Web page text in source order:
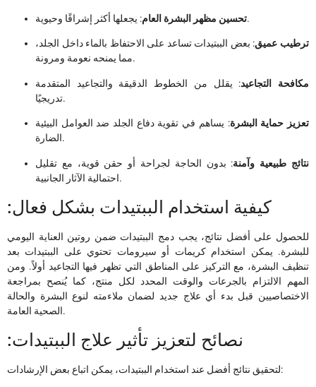
تحسين مظهر البشرة العام: يجعلها أكثر إشراقًا وحيوية.
ترطيب عميق: بعض الببتيدات تساعد على الاحتفاظ بالماء داخل الجلد،
مما يمنحه نعومة ومرونة.
مكافحة التجاعيد: يقلل من الخطوط الدقيقة والتجاعيد المتقدمة
تدريجيًا.
تعزيز حماية البشرة: يساهم في تقوية دفاع الجلد ضد العوامل البيئية
الضارة.
نتائج طبيعية وآمنة: بدون الحاجة لجراحة أو حقن قوية، مع تقليل
احتمالية الآثار الجانبية.
:كيفية استخدام الببتيدات بشكل فعال
للحصول على أفضل نتائج، يجب دمج الببتيدات ضمن روتين العناية اليومي
للبشرة. يمكن استخدام كريمات أو سيرومات تحتوي على الببتيدات بعد
تنظيف البشرة، مع التركيز على المناطق التي تظهر فيها التجاعيد أولاً. ومن
المهم الالتزام بالجرعات والوقت المحدد لكل منتج، كما يُنصح بمراجعة
الاختصاصيين قبل بدء أي علاج جديد لضمان ملاءمته لنوع البشرة والحالة
الصحية العامة.
:نصائح لتعزيز تأثير علاج الببتيدات
لتحقيق نتائج أفضل عند استخدام الببتيدات، يمكن اتباع بعض الإرشادات: